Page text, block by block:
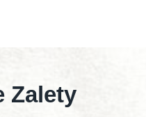
Zalety